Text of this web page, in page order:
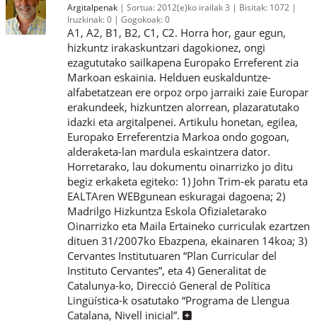
Argitalpenak Sortua:2012(e)ko irailak 3 Bisitak: 1072
Iruzkinak:0 Gogokoak:0
A1, A2, B1, B2, C1, C2. Horra hor, gaur egun,
hizkuntz irakaskuntzari dagokionez, ongi
ezagututako sailkapena Europako Erreferent zia
Markoan eskainia. Helduen euskalduntze-
alfabetatzean ere orpoz orpo jarraiki zaie Europar
erakundeek, hizkuntzen alorrean, plazaratutako
idazki eta argitalpenei. Artikulu honetan, egilea,
Europako Erreferentzia Markoa ondo gogoan,
alderaketa-lan mardula eskaintzera dator.
Horretarako, lau dokumentu oinarrizko jo ditu
begiz erkaketa egiteko: 1) John Trim-ek paratu eta
EALTAren WEBgunean eskuragai dagoena; 2)
Madrilgo Hizkuntza Eskola Ofizialetarako
Oinarrizko eta Maila Ertaineko curriculak ezartzen
dituen 31/2007ko Ebazpena, ekainaren 14koa; 3)
Cervantes Institutuaren “Plan Curricular del
Instituto Cervantes”, eta 4) Generalitat de
Catalunya-ko, Direcció General de Política
Lingüística-k osatutako “Programa de Llengua
Catalana, Nivell inicial”.